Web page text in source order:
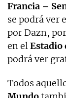
Francia –
se podrá ver
por Dazn,
en elEstadio
podrá ver
Todos